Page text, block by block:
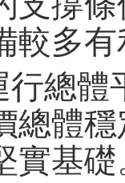
較多
行總體
總體
實基礎